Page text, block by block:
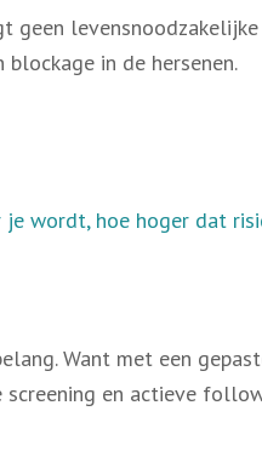
in de hersenen.
wordt, hoe hoger dat
Want met een
screening en actieve